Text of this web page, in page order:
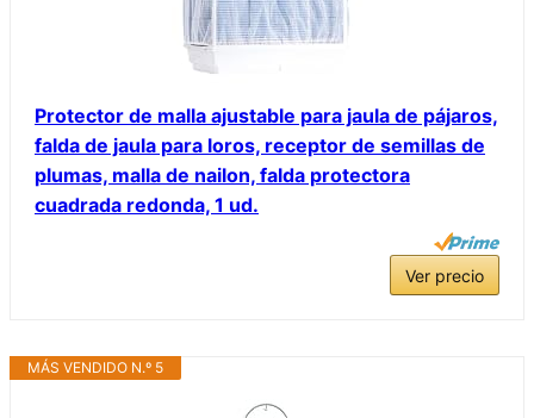
Protector de malla ajustable para jaula de pájaros,
falda de jaula para loros, receptor de semillas de
plumas, malla de nailon, falda protectora
cuadrada redonda, 1 ud.
Ver precio
MÁS VENDIDO N.º 5